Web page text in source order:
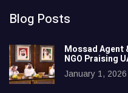
Blog Posts
Mossad Agent
NGO Praising
January 1, 2026